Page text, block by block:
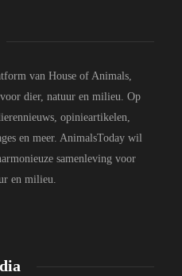
van House of Animals,
dier, natuur en milieu. Op
opinieartikelen,
en meer. AnimalsToday wil
samenleving voor
en milieu.